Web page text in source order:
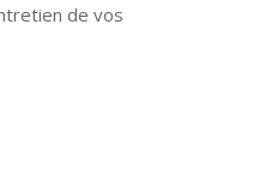
de vos